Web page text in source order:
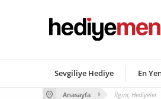
Sevgiliye Hediye En
Anasayfa İlginç Hediyeler